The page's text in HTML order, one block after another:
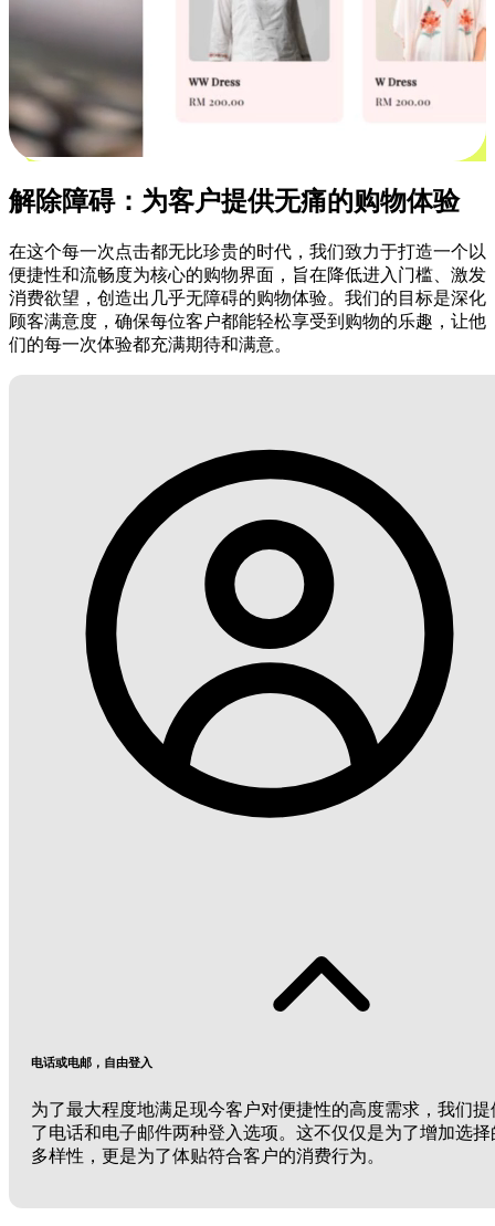
解除障碍：为客户提供无痛的购物体验
在这个每一次点击都无比珍贵的时代，我们致力于打造一个以
便捷性和流畅度为核心的购物界面，旨在降低进入门槛、激发
消费欲望，创造出几乎无障碍的购物体验。我们的目标是深化
顾客满意度，确保每位客户都能轻松享受到购物的乐趣，让他
们的每一次体验都充满期待和满意。
电话或电邮，自由登入
为了最大程度地满足现今客户对便捷性的高度需求，我们提
了电话和电子邮件两种登入选项。这不仅仅是为了增加选择
多样性，更是为了体贴符合客户的消费行为。